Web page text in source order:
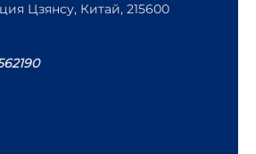
Цзянсу, Китай, 215600